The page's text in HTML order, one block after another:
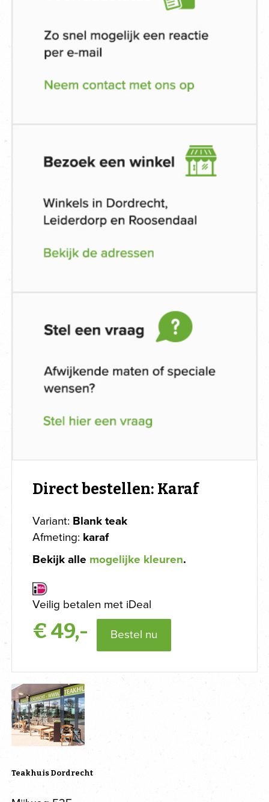
Direct bestellen: Karaf
Variant: Blank teak
Afmeting: karaf
Bekijk alle mogelijke kleuren.
Veilig betalen met iDeal
€49,- Bestel nu
Teakhuis Dordrecht